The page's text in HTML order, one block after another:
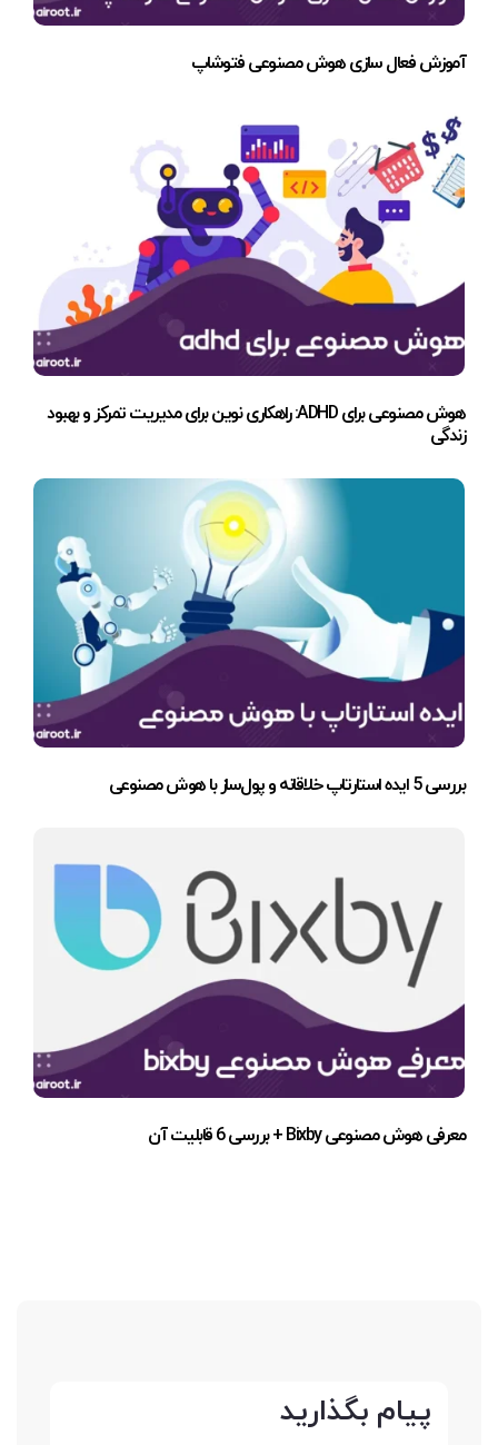
آموزش فعال سازی هوش مصنوعی فتوشاپ
هوش مصنوعی برای ADHD: راهکاری نوین برای مدیریت تمرکز و بهبود
زندگی
بررسی 5 ایده استارتاپ خلاقانه و پول‌ساز با هوش مصنوعی
معرفی هوش مصنوعی Bixby + بررسی 6 قابلیت آن
پیام بگذارید